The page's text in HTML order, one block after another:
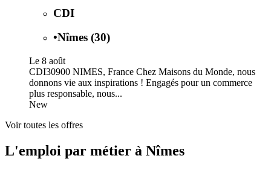
CDI
•Nîmes (30)
Le 8 août
CDI30900 NIMES, France Chez Maisons du Monde, nous
donnons vie aux inspirations ! Engagés pour un commerce
plus responsable, nous...
New
Voir toutes les offres
L'emploi par métier à Nîmes